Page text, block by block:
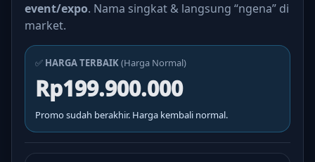
event/expo. Nama singkat & langsung “ngena” di
market.
✅ HARGA TERBAIK(Harga Normal)
Rp199.900.000
Promo sudah berakhir. Harga kembali normal.